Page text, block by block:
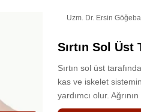
Uzm. Dr. Ersin
Sırtın Sol Üst
Sırtın sol üst
kas ve iskelet
yardımcı olur.